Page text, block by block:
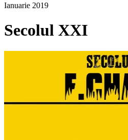
Ianuarie 2019
Secolul XXI
Pagina externă
Pagina externă
Pagina externă